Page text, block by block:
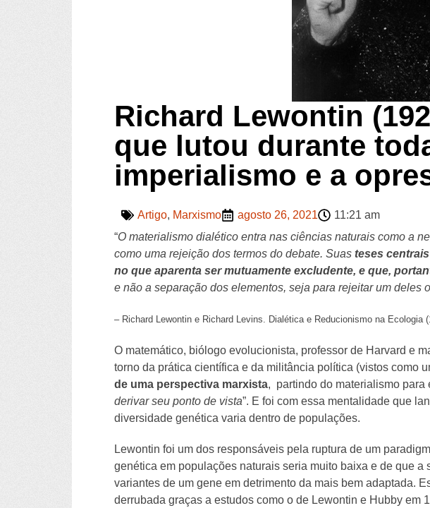
Richard Lewontin
que lutou durante
imperialismo e a
Artigo, Marxismo agosto 26, 2021
11:21 am
“O materialismo dialético entra nas ciências naturais como a
como uma rejeição dos termos do debate. Suas teses
no que aparenta ser mutuamente excludente, e que,
e não a separação dos elementos, seja para rejeitar um deles
– Richard Lewontin e Richard Levins. Dialética e Reducionismo na Ecologia
O matemático, biólogo evolucionista, professor de Harvard e
torno da prática científica e da militância política (vistos como
de uma perspectiva marxista, partindo do materialismo para
derivar seu ponto de vista”. E foi com essa mentalidade que
diversidade genética varia dentro de populações.
Lewontin foi um dos responsáveis pela ruptura de um
genética em populações naturais seria muito baixa e de que
variantes de um gene em detrimento da mais bem adaptada.
derrubada graças a estudos como o de Lewontin e Hubby em